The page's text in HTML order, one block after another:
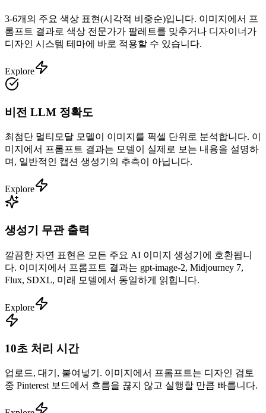
3-6개의 주요 색상 표현(시각적 비중순)입니다. 이미지에서 프
롬프트 결과로 색상 전문가가 팔레트를 맞추거나 디자이너가
디자인 시스템 테마에 바로 적용할 수 있습니다.
Explore
비전 LLM 정확도
최첨단 멀티모달 모델이 이미지를 픽셀 단위로 분석합니다. 이
미지에서 프롬프트 결과는 모델이 실제로 보는 내용을 설명하
며, 일반적인 캡션 생성기의 추측이 아닙니다.
Explore
생성기 무관 출력
깔끔한 자연 표현은 모든 주요 AI 이미지 생성기에 호환됩니
다. 이미지에서 프롬프트 결과는 gpt-image-2, Midjourney 7,
Flux, SDXL, 미래 모델에서 동일하게 읽힙니다.
Explore
10초 처리 시간
업로드, 대기, 붙여넣기. 이미지에서 프롬프트는 디자인 검토
중 Pinterest 보드에서 흐름을 끊지 않고 실행할 만큼 빠릅니다.